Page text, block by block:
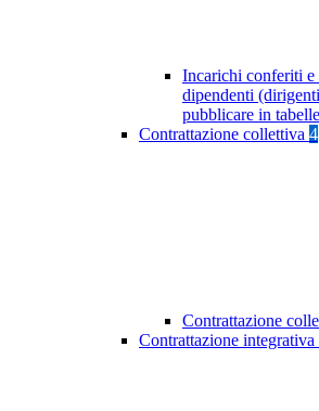
Incarichi conferiti e
dipendenti
pubblicare in
Contrattazione collettiva 4
Contrattazione
Contrattazione integrativa